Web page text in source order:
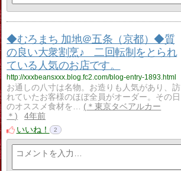
◆むろまち 加地＠五条（京都）◆質
の良い大衆割烹♪ 二回転制をとられ
ている人気のお店です。
http://xxxbeansxxx.blog.fc2.com/blog-entry-1893.html
お通しの八寸は名物。お造りも人気があり、訪
れていたお客様のほぼ全員がオーダー。その日
のオススメ食材を…
＊東京タベアルカー
＊
4年前
いいね！
2